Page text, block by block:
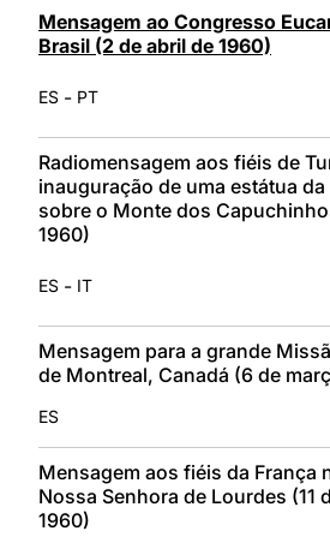
Mensagem ao Congresso
Brasil (2 de abril de 1960)
ES - PT
Radiomensagem aos fiéis de
inauguração de uma estátua
sobre o Monte dos
1960)
ES - IT
Mensagem para a grande
de Montreal, Canadá (6 de
ES
Mensagem aos fiéis da França
Nossa Senhora de Lourdes (11
1960)